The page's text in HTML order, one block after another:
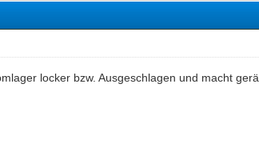
locker bzw. Ausgeschlagen und macht